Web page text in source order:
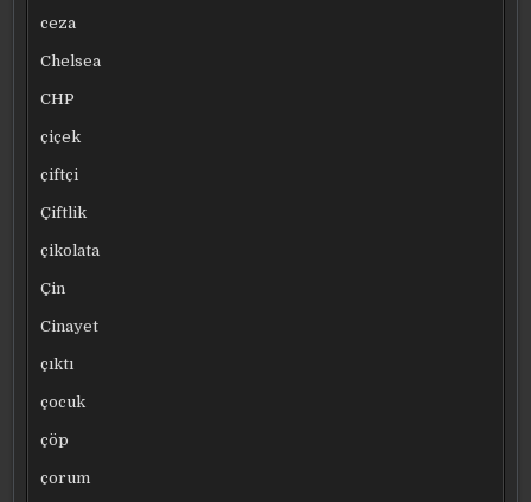
ceza
Chelsea
CHP
çiçek
çiftçi
Çiftlik
çikolata
Çin
Cinayet
çıktı
çocuk
çöp
çorum